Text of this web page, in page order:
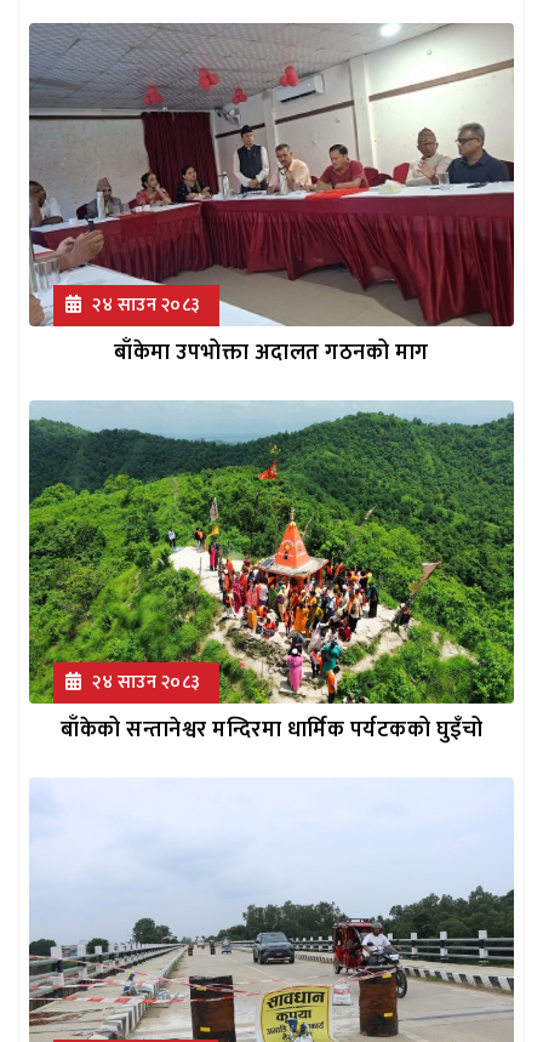
२४ साउन २०८३
बाँकेमा उपभोक्ता अदालत गठनको माग
२४ साउन २०८३
बाँकेको सन्तानेश्वर मन्दिरमा धार्मिक पर्यटकको घुइँचो